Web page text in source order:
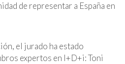
de representar a España en
el jurado ha estado
expertos en I+D+i: Toni